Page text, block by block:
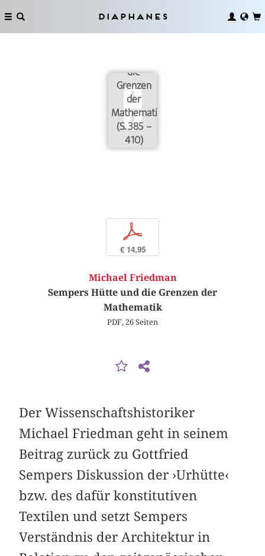
Diaphanes
die
Grenzen
der
Mathematik
(S. 385 –
410)
p
€ 14,95
Michael Friedman
Sempers Hütte und die Grenzen der
Mathematik
PDF, 26 Seiten
Der Wissenschaftshistoriker
Michael Friedman geht in seinem
Beitrag zurück zu Gottfried
Sempers Diskussion der ›Urhütte‹
bzw. des dafür konstitutiven
Textilen und setzt Sempers
Verständnis der Architektur in